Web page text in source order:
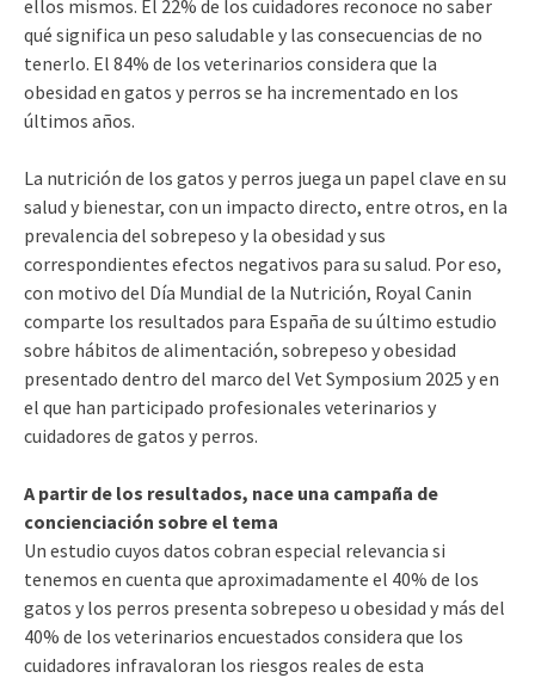
ellos mismos. El 22% de los cuidadores reconoce no saber
qué significa un peso saludable y las consecuencias de no
tenerlo. El 84% de los veterinarios considera que la
obesidad en gatos y perros se ha incrementado en los
últimos años.
La nutrición de los gatos y perros juega un papel clave en su
salud y bienestar, con un impacto directo, entre otros, en la
prevalencia del sobrepeso y la obesidad y sus
correspondientes efectos negativos para su salud. Por eso,
con motivo del Día Mundial de la Nutrición, Royal Canin
comparte los resultados para España de su último estudio
sobre hábitos de alimentación, sobrepeso y obesidad
presentado dentro del marco del Vet Symposium 2025 y en
el que han participado profesionales veterinarios y
cuidadores de gatos y perros.
A partir de los resultados, nace una campaña de
concienciación sobre el tema
Un estudio cuyos datos cobran especial relevancia si
tenemos en cuenta que aproximadamente el 40% de los
gatos y los perros presenta sobrepeso u obesidad y más del
40% de los veterinarios encuestados considera que los
cuidadores infravaloran los riesgos reales de esta